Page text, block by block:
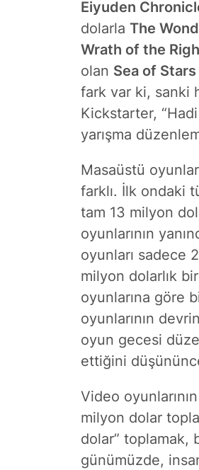
Eiyuden
dolarla The
Wrath of the
olan Sea of Stars
fark var ki, sanki
Kickstarter,
yarışma
Masaüstü
farklı. İlk ondaki
tam 13 milyon
oyunlarının
oyunları sadece
milyon dolarlık
oyunlarına göre
oyunlarının
oyun gecesi
ettiğini
Video
milyon dolar
dolar” toplamak,
günümüzde,